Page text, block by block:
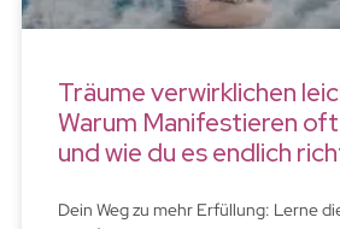
Träume verwirklichen
Warum Manifestieren
und wie du es endlich
Dein Weg zu mehr Erfüllung: Lerne